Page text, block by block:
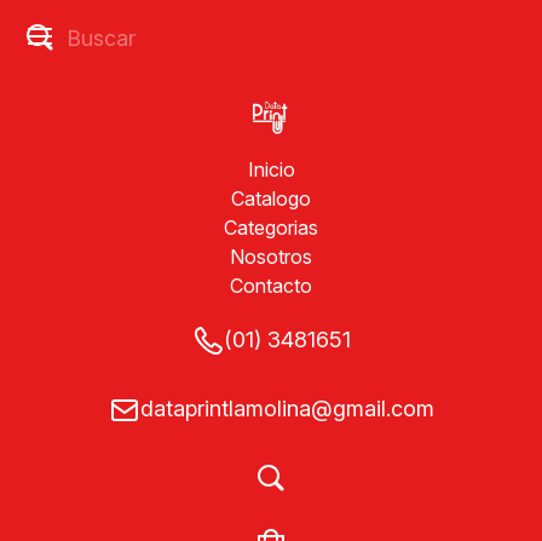
Inicio
Catalogo
Categorias
Nosotros
Contacto
(01) 3481651
dataprintlamolina@gmail.com